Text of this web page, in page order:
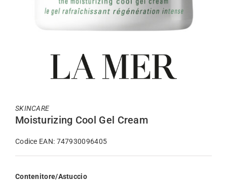
SKINCARE
Moisturizing Cool Gel Cream
Codice EAN: 747930096405
Contenitore/Astuccio